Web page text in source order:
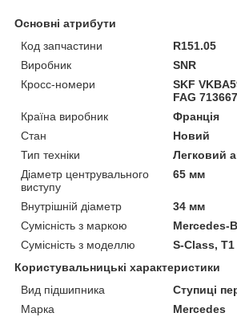
Основні атрибути
Код запчастини
R151.05
Виробник
SNR
Кросс-номери
SKF
FAG
Країна виробник
Франція
Стан
Новий
Тип техніки
Легковий
Діаметр центрувального
виступу
65 мм
Внутрішній діаметр
34 мм
Сумісність з маркою
Mercedes-
Сумісність з моделлю
S-Class, T1
Користувальницькі характеристики
Вид підшипника
Ступиці
Марка
Mercedes